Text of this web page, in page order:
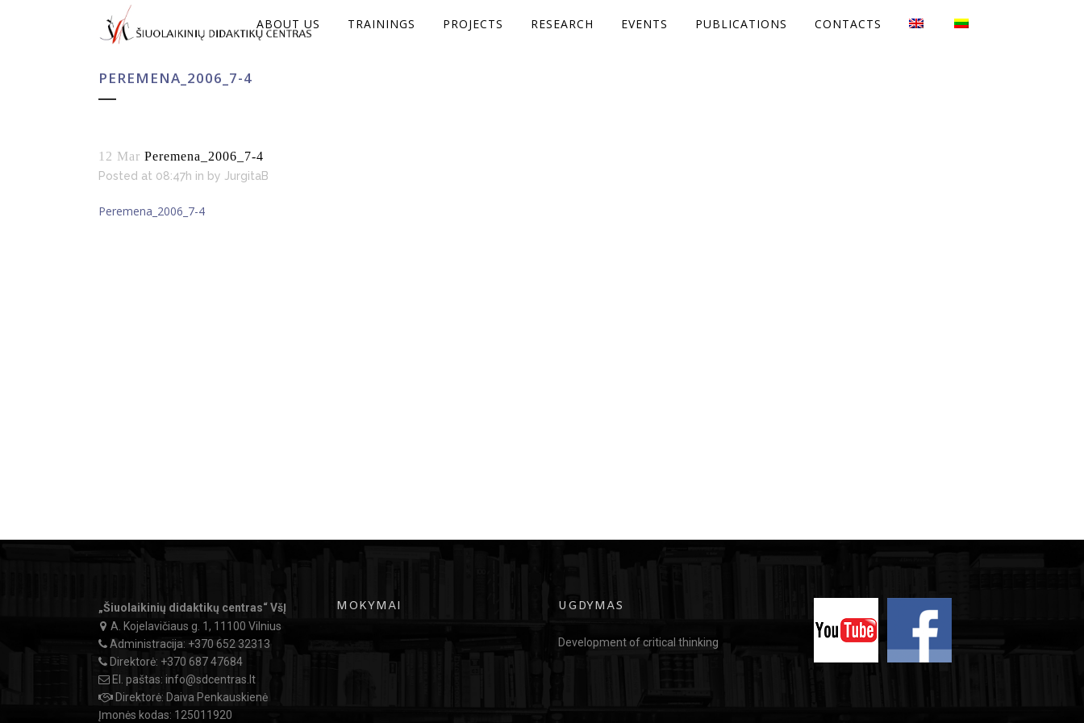
ABOUT US TRAININGS PROJECTS RESEARCH EVENTS PUBLICATIONS CONTACTS
PEREMENA_2006_7-4
12 Mar Peremena_2006_7-4
Posted at 08:47h in by JurgitaB
Peremena_2006_7-4
„Šiuolaikinių didaktikų centras“ VšĮ
A. Kojelavičiaus g. 1, 11100 Vilnius
Administracija: +370 652 32313
Direktorė: +370 687 47684
El. paštas: info@sdcentras.lt
Direktorė: Daiva Penkauskienė
Įmonės kodas: 125011920
MOKYMAI UGDYMAS
Development of critical thinking